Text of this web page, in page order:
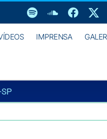
Spotify
IMPRENSA